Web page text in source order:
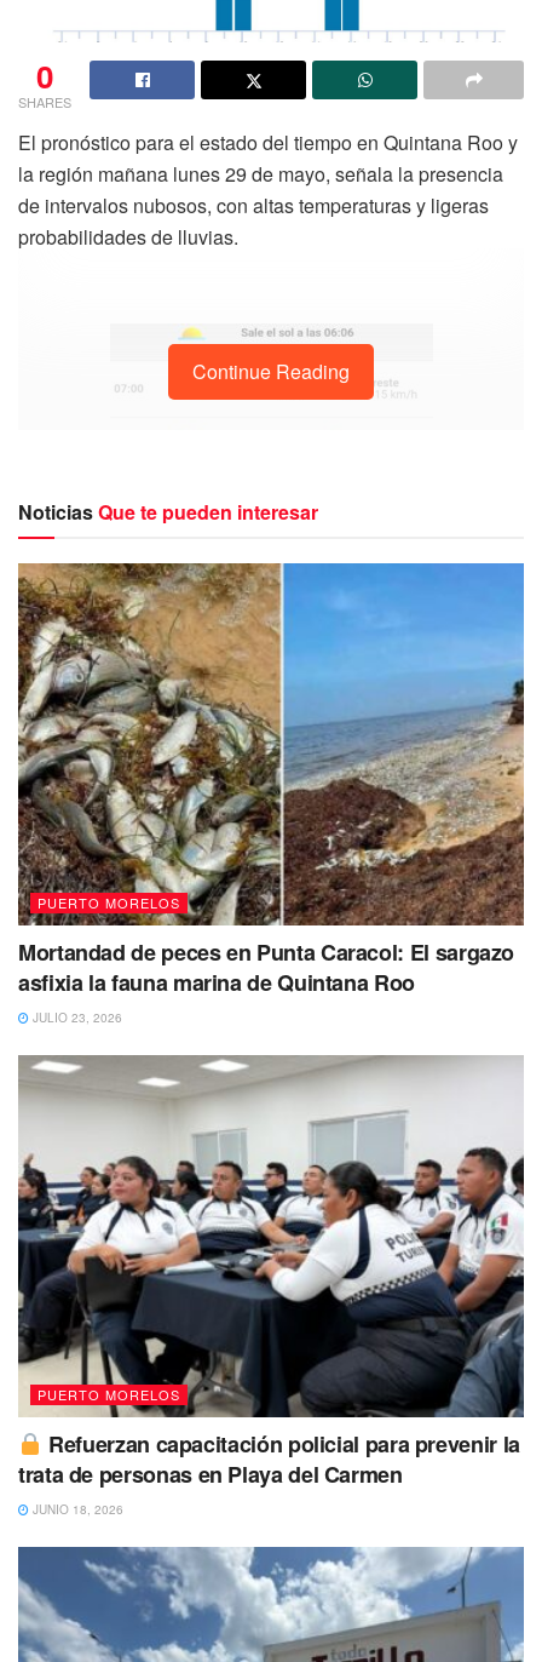
0
SHARES
El pronóstico para el estado del tiempo en Quintana Roo y
la región mañana lunes 29 de mayo, señala la presencia
de intervalos nubosos, con altas temperaturas y ligeras
probabilidades de lluvias.
La temperatura promedio será de 27°C. Pese a lapsos
nublados prevalecerá el calor hasta llegar a los 29°C.
Clima Puerto Morelos 29 de mayo 2023
A detalle para Puerto Morelos se espera un cielo medio
nublado con temperaturas que irán desde los 26°C a los
30°C.
Continue Reading
NoticiasQue te pueden interesar
PUERTO MORELOS
Mortandad de peces en Punta Caracol: El sargazo
asfixia la fauna marina de Quintana Roo
JULIO 23, 2026
PUERTO MORELOS
Refuerzan capacitación policial para prevenir la
trata de personas en Playa del Carmen
JUNIO 18, 2026